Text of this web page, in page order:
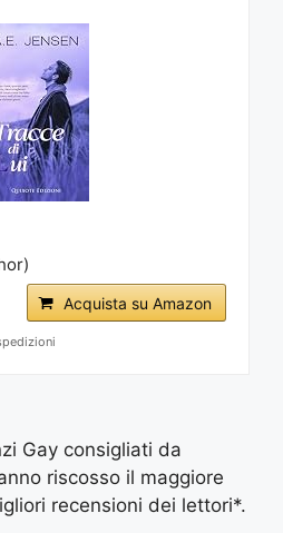
Acquista su Amazon
Gay consigliati da
riscosso il maggiore
recensioni dei lettori*.